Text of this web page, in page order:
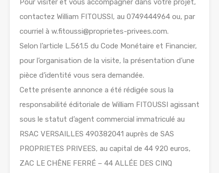
Pour visiter et vous accompagner dans votre projet,
contactez William FITOUSSI, au 0749444964 ou, par
courriel à w.fitoussi@proprietes-privees.com.
Selon l’article L.561.5 du Code Monétaire et Financier,
pour l’organisation de la visite, la présentation d’une
pièce d’identité vous sera demandée.
Cette présente annonce a été rédigée sous la
responsabilité éditoriale de William FITOUSSI agissant
sous le statut d’agent commercial immatriculé au
RSAC VERSAILLES 490382041 auprès de SAS
PROPRIETES PRIVEES, au capital de 44 920 euros,
ZAC LE CHÊNE FERRÉ – 44 ALLÉE DES CINQ